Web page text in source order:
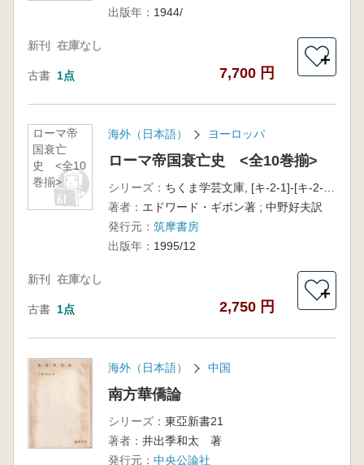
出版年： 1944/
新刊 在庫なし
古書 1点 7,700 円
＋
ローマ帝
国衰亡
史 <全10
巻揃>
海外（日本語） ヨーロッパ
ローマ帝国衰亡史 <全10巻揃>
シリーズ：
著者： エドワード・ギボン著 ; 中野好夫訳
発行元： 筑摩書房
出版年： 1995/12
新刊 在庫なし
古書 1点 2,750 円
＋
海外（日本語） 中国
南方華僑論
シリーズ： 東亞新書21
著者： 井出季和太 著
発行元： 中央公論社